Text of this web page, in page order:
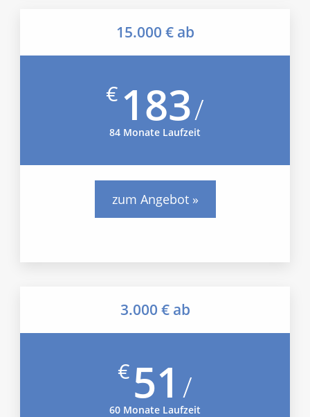
15.000 € ab
€ 183/
84 Monate Laufzeit
zum Angebot »
3.000 € ab
€51 /
60 Monate Laufzeit